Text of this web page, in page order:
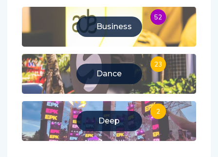
Business
52
Dance
23
Deep
2